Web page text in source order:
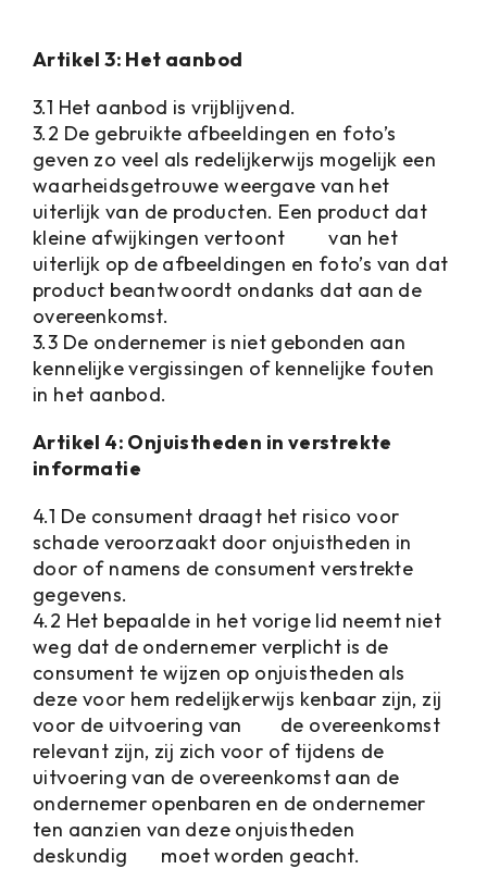
Artikel 3: Het aanbod
3.1 Het aanbod is vrijblijvend.
3.2 De gebruikte afbeeldingen en foto’s
geven zo veel als redelijkerwijs mogelijk een
waarheidsgetrouwe weergave van het
uiterlijk van de producten. Een product dat
kleine afwijkingen vertoont van het
uiterlijk op de afbeeldingen en foto’s van dat
product beantwoordt ondanks dat aan de
overeenkomst.
3.3 De ondernemer is niet gebonden aan
kennelijke vergissingen of kennelijke fouten
in het aanbod.
Artikel 4: Onjuistheden in verstrekte
informatie
4.1 De consument draagt het risico voor
schade veroorzaakt door onjuistheden in
door of namens de consument verstrekte
gegevens.
4.2 Het bepaalde in het vorige lid neemt niet
weg dat de ondernemer verplicht is de
consument te wijzen op onjuistheden als
deze voor hem redelijkerwijs kenbaar zijn, zij
voor de uitvoering van de overeenkomst
relevant zijn, zij zich voor of tijdens de
uitvoering van de overeenkomst aan de
ondernemer openbaren en de ondernemer
ten aanzien van deze onjuistheden
deskundig moet worden geacht.